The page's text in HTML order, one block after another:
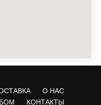
О НАС
КОНТАКТЫ